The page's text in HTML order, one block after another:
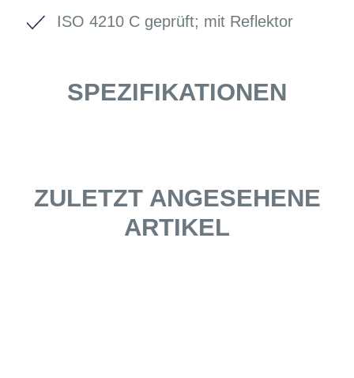
ISO 4210 C geprüft; mit Reflektor
SPEZIFIKATIONEN
ZULETZT ANGESEHENE
ARTIKEL